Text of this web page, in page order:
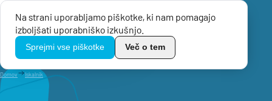
Na strani uporabljamo piškotke, ki nam pomagajo
izboljšati uporabniško izkušnjo.
Sprejmi vse piškotke Več o tem
TikoPro
Menu
Domov Iskalnik